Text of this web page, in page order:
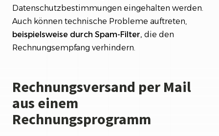
Datenschutzbestimmungen eingehalten werden.
Auch können technische Probleme auftreten,
beispielsweise durch Spam-Filter, die den
Rechnungsempfang verhindern.
Rechnungsversand per Mail
aus einem
Rechnungsprogramm